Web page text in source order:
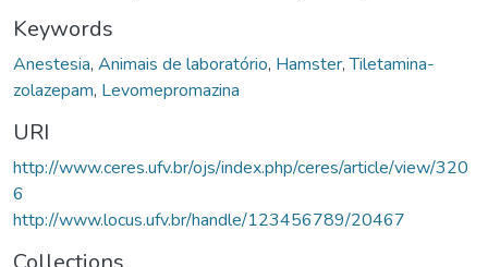
Keywords
Anestesia, Animais de laboratório, Hamster,Tiletamina-
zolazepam, Levomepromazina
URI
http://www.ceres.ufv.br/ojs/index.php/ceres/article/view/320
6
http://www.locus.ufv.br/handle/123456789/20467